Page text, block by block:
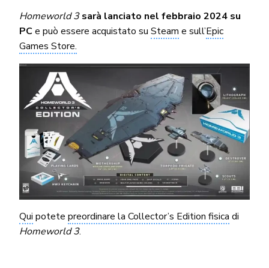
Homeworld 3 sarà lanciato nel febbraio 2024 su
PCe può essere acquistato suSteam e sull’Epic
Games Store.
Qui potete preordinare la Collector’s Edition fisica di
Homeworld 3.